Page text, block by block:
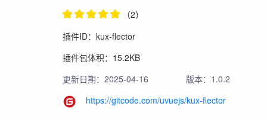
（2）
插件ID：kux-flector
插件包体积：15.2KB
更新日期：2025-04-16
版本：1.0.2
https://gitcode.com/uvuejs/kux-flector